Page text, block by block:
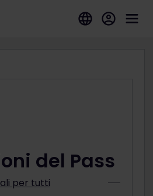
del Pass
per tutti